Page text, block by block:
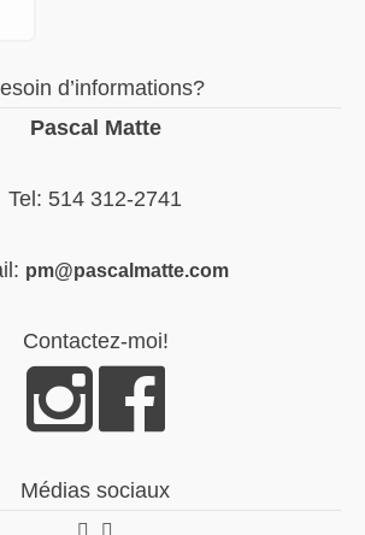
d’informations?
Pascal Matte
Tel: 514 312-2741
pm@pascalmatte.com
Contactez-moi!
Médias sociaux